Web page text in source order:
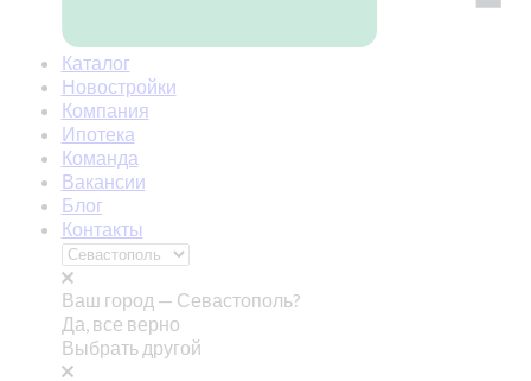
Каталог
Новостройки
Компания
Ипотека
Команда
Вакансии
Блог
Контакты
Ваш город — Севастополь?
Да, все верно
Выбрать другой